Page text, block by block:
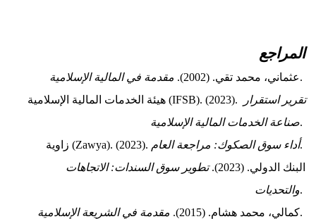
المراجع
عثماني، محمد تقي. (2002). مقدمة في المالية الإسلامية
.
هيئة الخدمات المالية الإسلامية (IFSB). (2023).
صناعة الخدمات المالية الإسلامية.
زاوية (Zawya). (2023). أداء سوق الصكوك: مراجعة العام.
البنك الدولي. (2023).
والتحديات.
كمالي، محمد هشام. (2015).
مقدمة في الشريعة الإسلامية .